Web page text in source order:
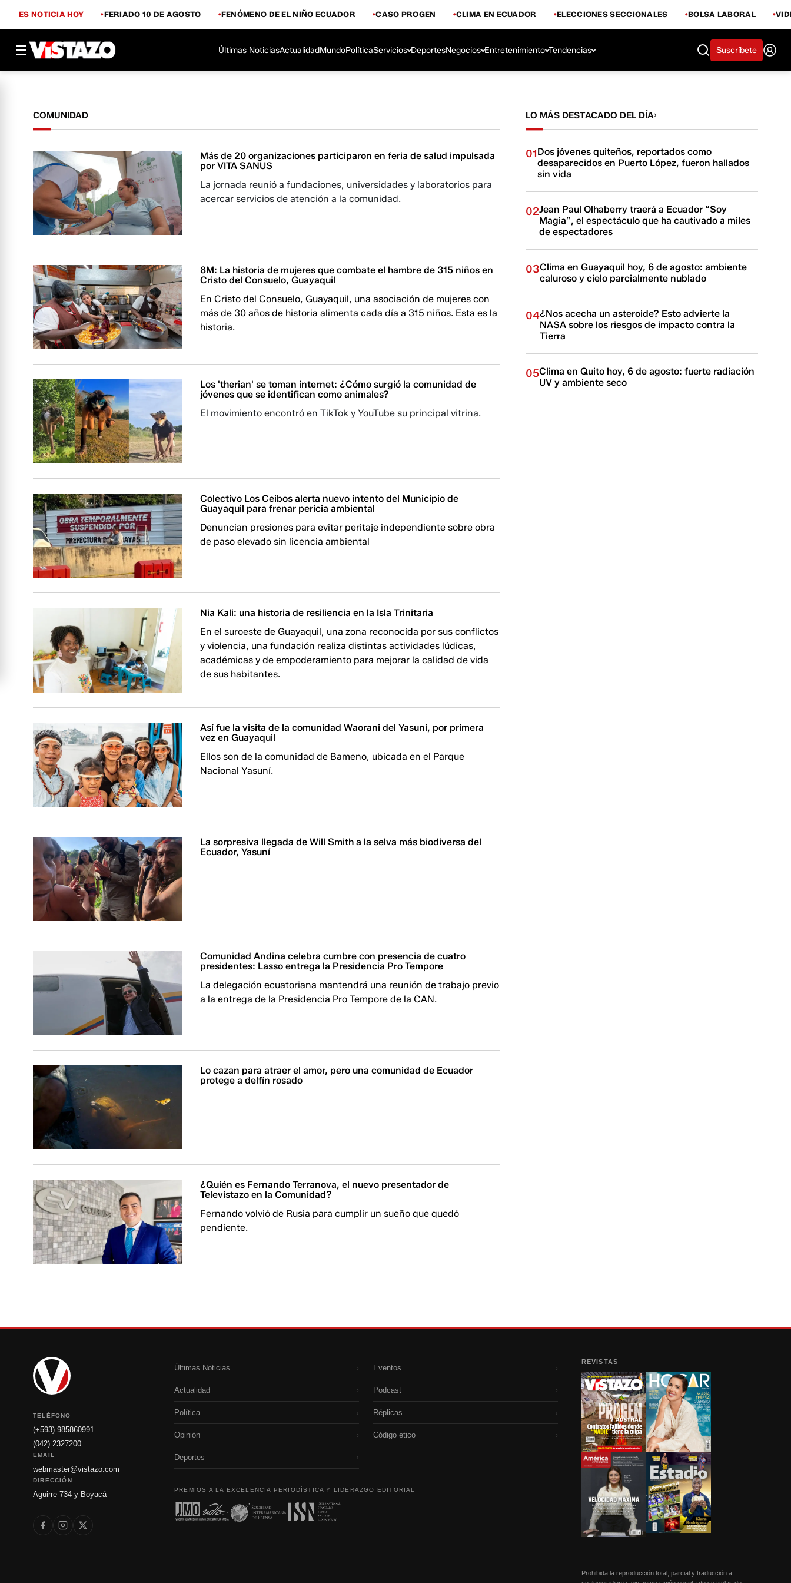
ES NOTICIA HOY FERIADO 10 DE AGOSTO FENÓMENO DE EL NIÑO ECUADOR CASO PROGEN CLIMA EN ECUADOR ELECCIONES SECCIONALES BOLSA LABORAL
Últimas NoticiasActualidadMundoPolíticaServicios DeportesNegocios Entretenimiento Tendencias Suscríbete
COMUNIDAD
Más de 20 organizaciones participaron en feria de salud impulsada
por VITA SANUS
La jornada reunió a fundaciones, universidades y laboratorios para
acercar servicios de atención a la comunidad.
8M: La historia de mujeres que combate el hambre de 315 niños en
Cristo del Consuelo, Guayaquil
En Cristo del Consuelo, Guayaquil, una asociación de mujeres con
más de 30 años de historia alimenta cada día a 315 niños. Esta es la
historia.
Los 'therian' se toman internet: ¿Cómo surgió la comunidad de
jóvenes que se identifican como animales?
El movimiento encontró en TikTok y YouTube su principal vitrina.
Colectivo Los Ceibos alerta nuevo intento del Municipio de
Guayaquil para frenar pericia ambiental
Denuncian presiones para evitar peritaje independiente sobre obra
de paso elevado sin licencia ambiental
Nia Kali: una historia de resiliencia en la Isla Trinitaria
En el suroeste de Guayaquil, una zona reconocida por sus conflictos
y violencia, una fundación realiza distintas actividades lúdicas,
académicas y de empoderamiento para mejorar la calidad de vida
de sus habitantes.
Así fue la visita de la comunidad Waorani del Yasuní, por primera
vez en Guayaquil
Ellos son de la comunidad de Bameno, ubicada en el Parque
Nacional Yasuní.
La sorpresiva llegada de Will Smith a la selva más biodiversa del
Ecuador, Yasuní
Comunidad Andina celebra cumbre con presencia de cuatro
presidentes: Lasso entrega la Presidencia Pro Tempore
La delegación ecuatoriana mantendrá una reunión de trabajo previo
a la entrega de la Presidencia Pro Tempore de la CAN.
Lo cazan para atraer el amor, pero una comunidad de Ecuador
protege a delfín rosado
¿Quién es Fernando Terranova, el nuevo presentador de
Televistazo en la Comunidad?
Fernando volvió de Rusia para cumplir un sueño que quedó
pendiente.
LO MÁS DESTACADO DEL DÍA
01Dos jóvenes quiteños, reportados como
desaparecidos en Puerto López, fueron hallados
sin vida
02Jean Paul Olhaberry traerá a Ecuador “Soy
Magia”, el espectáculo que ha cautivado a miles
de espectadores
03Clima en Guayaquil hoy, 6 de agosto: ambiente
caluroso y cielo parcialmente nublado
04¿Nos acecha un asteroide? Esto advierte la
NASA sobre los riesgos de impacto contra la
Tierra
05Clima en Quito hoy, 6 de agosto: fuerte radiación
UV y ambiente seco
TELÉFONO
(+593) 985860991
(042) 2327200
EMAIL
webmaster@vistazo.com
DIRECCIÓN
Aguirre 734 y Boyacá
Últimas Noticias ›
Actualidad ›
Política ›
Opinión ›
Deportes ›
Eventos ›
Podcast ›
Réplicas ›
Código etico ›
PREMIOS A LA EXCELENCIA PERIODÍSTICA Y LIDERAZGO EDITORIAL
REVISTAS
Prohibida la reproducción total, parcial y traducción a